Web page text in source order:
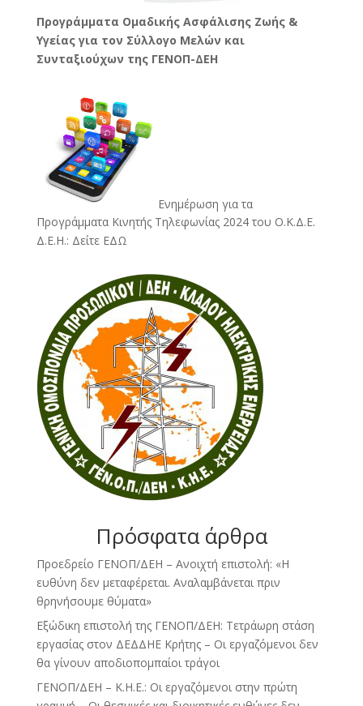
Προγράμματα Ομαδικής Ασφάλισης Ζωής &
Υγείας για τον Σύλλογο Μελών και
Συνταξιούχων της ΓΕΝΟΠ-ΔΕΗ
Ενημέρωση για τα
Προγράμματα Κινητής Τηλεφωνίας 2024 του Ο.Κ.Δ.Ε.
Δ.Ε.Η.: Δείτε ΕΔΩ
Πρόσφατα άρθρα
Προεδρείο ΓΕΝΟΠ/ΔΕΗ – Ανοιχτή επιστολή: «Η
ευθύνη δεν μεταφέρεται. Αναλαμβάνεται πριν
θρηνήσουμε θύματα»
Εξώδικη επιστολή της ΓΕΝΟΠ/ΔΕΗ: Τετράωρη στάση
εργασίας στον ΔΕΔΔΗΕ Κρήτης – Οι εργαζόμενοι δεν
θα γίνουν αποδιοπομπαίοι τράγοι
ΓΕΝΟΠ/ΔΕΗ – Κ.Η.Ε.: Οι εργαζόμενοι στην πρώτη